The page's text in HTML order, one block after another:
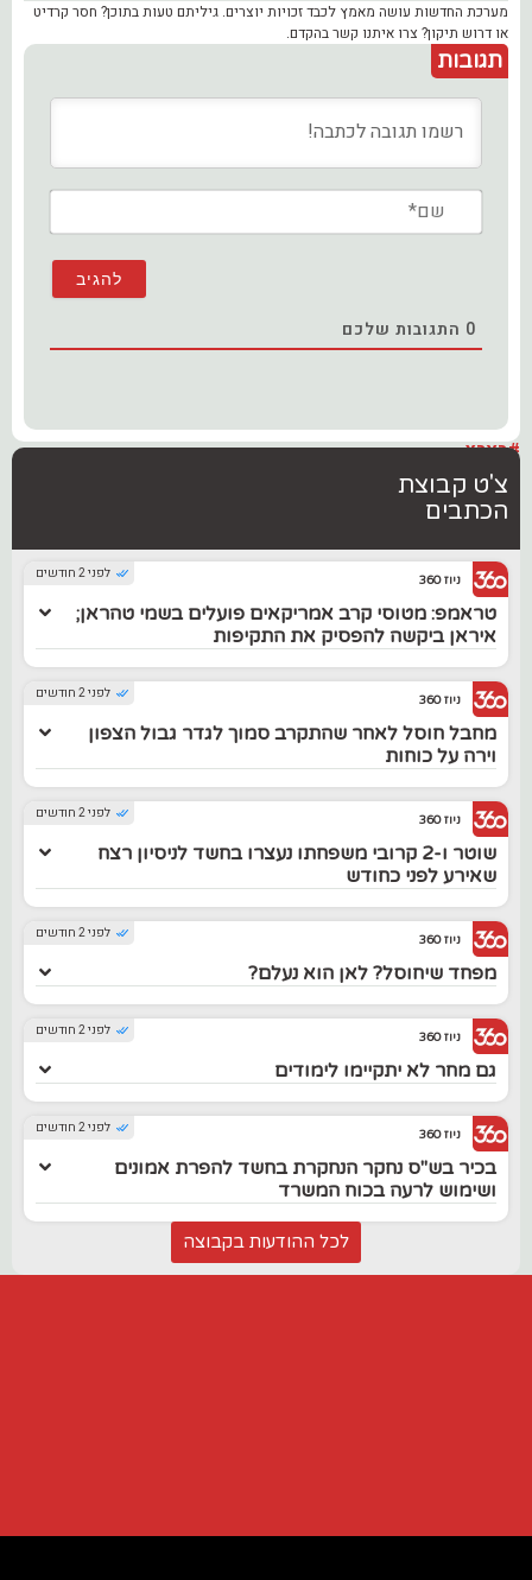
מערכת החדשות עושה מאמץ לכבד זכויות יוצרים. גיליתם טעות בתוכן? חסר קרדיט
או דרוש תיקון? צרו איתנו קשר בהקדם.
תגובות
0 התגובות שלכם
#בארץ
צ'ט קבוצת
הכתבים
לפני 2 חודשים ניוז 360
טראמפ: מטוסי קרב אמריקאים פועלים בשמי טהראן;
איראן ביקשה להפסיק את התקיפות
לפני 2 חודשים ניוז 360
מחבל חוסל לאחר שהתקרב סמוך לגדר גבול הצפון
וירה על כוחות
לפני 2 חודשים ניוז 360
שוטר ו-2 קרובי משפחתו נעצרו בחשד לניסיון רצח
שאירע לפני כחודש
לפני 2 חודשים ניוז 360
מפחד שיחוסל? לאן הוא נעלם?
לפני 2 חודשים ניוז 360
גם מחר לא יתקיימו לימודים
לפני 2 חודשים ניוז 360
בכיר בש"ס נחקר הנחקרת בחשד להפרת אמונים
ושימוש לרעה בכוח המשרד
לכל ההודעות בקבוצה